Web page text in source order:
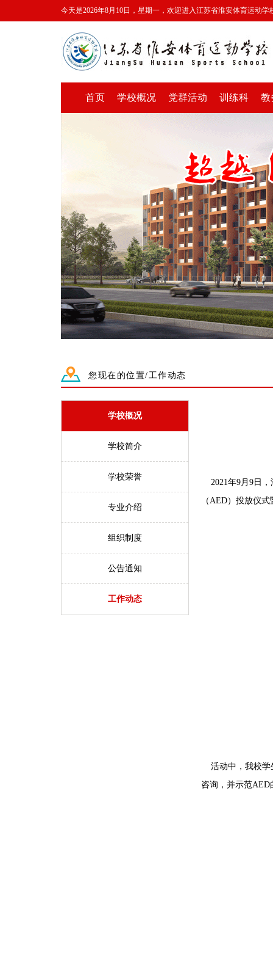
今天是2026年8月10日，星期一，欢迎进入江苏省淮安体育运动学
首页 学校概况 党群活动 训练科 教
您现在的位置/工作动态
学校概况
学校简介
学校荣誉
专业介绍
组织制度
公告通知
工作动态
2021年9月 9 日
（AED）投放仪式
活动中，我校
咨询，并示范AED